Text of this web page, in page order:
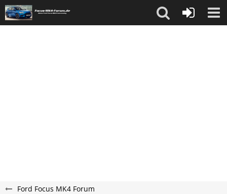
Ford Focus MK4 Forum